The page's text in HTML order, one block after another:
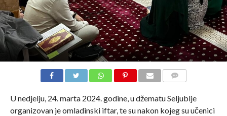
U nedjelju, 24. marta 2024. godine, u džematu Seljublje
organizovan je omladinski iftar, te su nakon kojeg su učenici